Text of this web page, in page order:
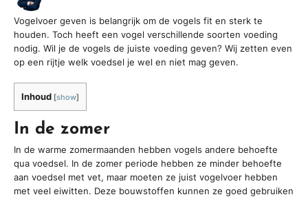
Vogelvoer geven is belangrijk om de vogels fit en sterk te
houden. Toch heeft een vogel verschillende soorten voeding
nodig. Wil je de vogels de juiste voeding geven? Wij zetten even
op een rijtje welk voedsel je wel en niet mag geven.
Inhoud [show]
In de zomer
In de warme zomermaanden hebben vogels andere behoefte
qua voedsel. In de zomer periode hebben ze minder behoefte
aan voedsel met vet, maar moeten ze juist vogelvoer hebben
met veel eiwitten. Deze bouwstoffen kunnen ze goed gebruiken